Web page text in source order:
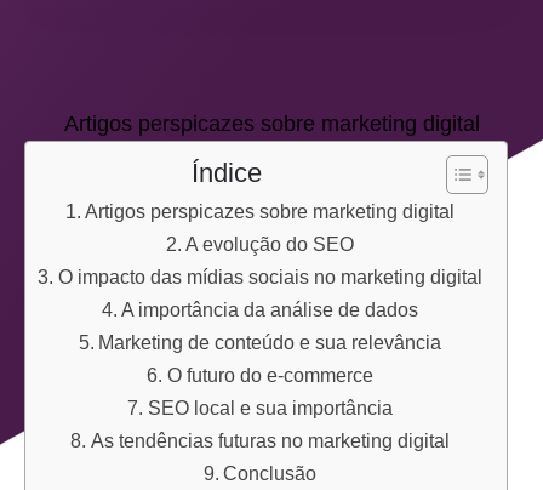
Artigos perspicazes sobre marketing digital
Índice
Artigos perspicazes sobre marketing digital
A evolução do SEO
O impacto das mídias sociais no marketing digital
A importância da análise de dados
Marketing de conteúdo e sua relevância
O futuro do e-commerce
SEO local e sua importância
As tendências futuras no marketing digital
Conclusão